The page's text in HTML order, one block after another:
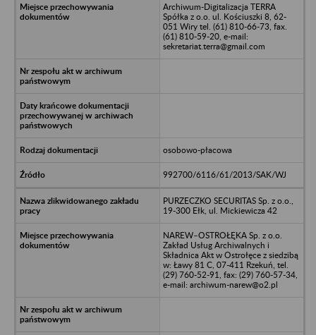
Archiwum-Digitalizacja TERRA
Spółka z o.o. ul. Kościuszki 8, 62-
051 Wiry tel. (61) 810-66-73, fax.
(61) 810-59-20, e-mail:
sekretariat.terra@gmail.com
osobowo-płacowa
992700/6116/61/2013/SAK/WJ
PURZECZKO SECURITAS Sp. z o.o.,
19-300 Ełk, ul. Mickiewicza 42
NAREW–OSTROŁĘKA Sp. z o.o.
Zakład Usług Archiwalnych i
Składnica Akt w Ostrołęce z siedzibą
w: Ławy 81 C, 07-411 Rzekuń, tel.
(29) 760-52-91, fax: (29) 760-57-34,
e-mail: archiwum-narew@o2.pl